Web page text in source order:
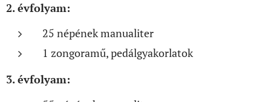
2. évfolyam:
25 népének manualiter
1 zongoramű, pedálgyakorlatok
3. évfolyam: